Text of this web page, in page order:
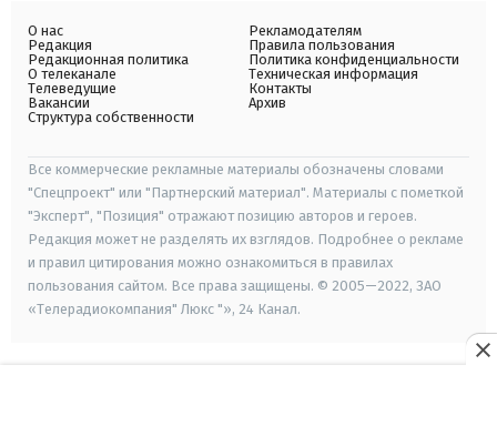
О нас
Редакция
Редакционная политика
О телеканале
Телеведущие
Вакансии
Структура собственности
Рекламодателям
Правила пользования
Политика конфиденциальности
Техническая информация
Контакты
Архив
Все коммерческие рекламные материалы обозначены словами
"Спецпроект" или "Партнерский материал". Материалы с пометкой
"Эксперт", "Позиция" отражают позицию авторов и героев.
Редакция может не разделять их взглядов. Подробнее о рекламе
и правил цитирования можно ознакомиться в правилах
пользования сайтом. Все права защищены. © 2005—2022, ЗАО
«Телерадиокомпания" Люкс "», 24 Канал.